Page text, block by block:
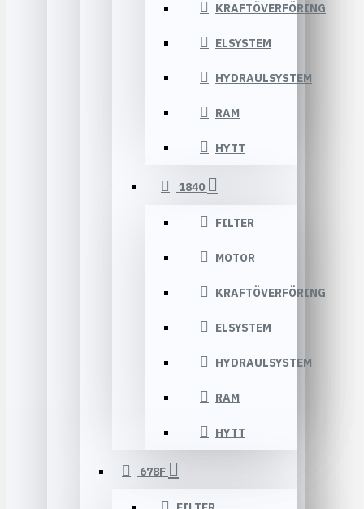
KRAFTÖVERFÖRING
ELSYSTEM
HYDRAULSYSTEM
RAM
HYTT
1840
FILTER
MOTOR
KRAFTÖVERFÖRING
ELSYSTEM
HYDRAULSYSTEM
RAM
HYTT
678F